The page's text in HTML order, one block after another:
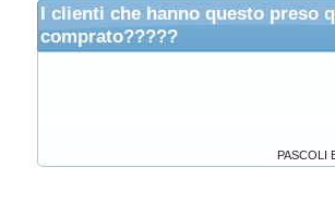
I clienti che hanno questo preso
comprato?????
PASCOLI